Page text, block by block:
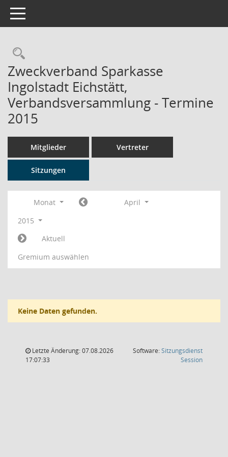
Toggle navigation
Rechercheauswahl
Zweckverband Sparkasse
Ingolstadt Eichstätt,
Verbandsversammlung - Termine
2015
Mitglieder Vertreter
Sitzungen
Monat
April
2015
Aktuell
Gremium auswählen
Keine Daten gefunden.
Letzte Änderung: 07.08.2026
17:07:33
Software:Sitzungsdienst
Session(Wird in